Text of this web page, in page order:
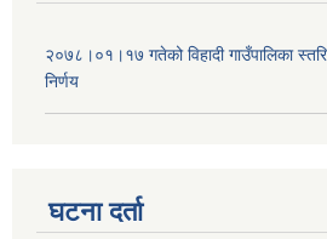
२०७८।०१।१७ गतेको विहादी गाउँपालिका
निर्णय
घटना दर्ता